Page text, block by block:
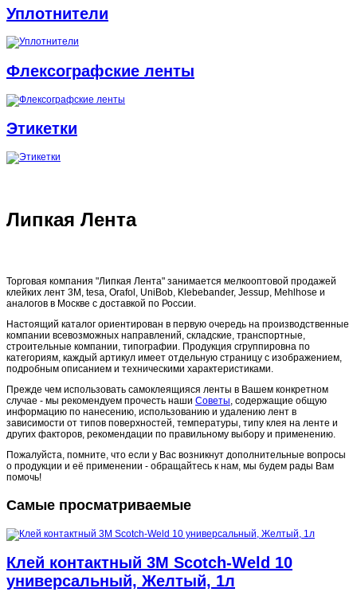
Уплотнители
Флексографские ленты
Этикетки
Липкая Лента
Торговая компания "Липкая Лента" занимается мелкооптовой продажей
клейких лент 3M, tesa, Orafol, UniBob, Klebebander, Jessup, Mehlhose и
аналогов в Москве с доставкой по России.
Настоящий каталог ориентирован в первую очередь на производственные
компании всевозможных направлений, складские, транспортные,
строительные компании, типографии. Продукция сгруппировна по
категориям, каждый артикул имеет отдельную страницу с изображением,
подробным описанием и техническими характеристиками.
Прежде чем использовать самоклеящияся ленты в Вашем конкретном
случае - мы рекомендуем прочесть наши Советы , содержащие общую
информацию по нанесению, использованию и удалению лент в
зависимости от типов поверхностей, температуры, типу клея на ленте и
других факторов, рекомендации по правильному выбору и применению.
Пожалуйста, помните, что если у Вас возникнут дополнительные вопросы
о продукции и её применении - обращайтесь к нам, мы будем рады Вам
помочь!
Самые просматриваемые
Клей контактный 3M Scotch-Weld 10
универсальный, Желтый, 1л